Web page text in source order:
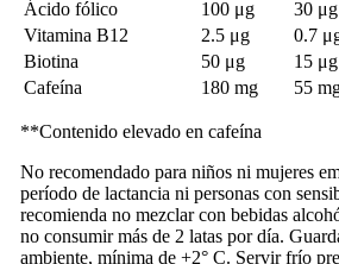
Ácido fólico 100 μg
30 μg
Vitamina B12
2.5 μg
0.7
Biotina
50 μg
15 μg
Cafeína
180 mg 55
**Contenido elevado en cafeína
No recomendado para niños ni mujeres
período de lactancia ni personas con
recomienda no mezclar con bebidas
no consumir más de 2 latas por día.
ambiente, mínima de +2° C. Servir frío